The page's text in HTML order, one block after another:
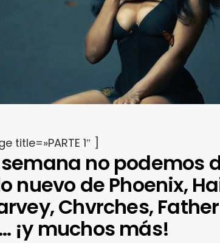
title=»PARTE 1″ ]
no podemos
nuevo de Phoenix,
Chvrches,
¡y muchos más!